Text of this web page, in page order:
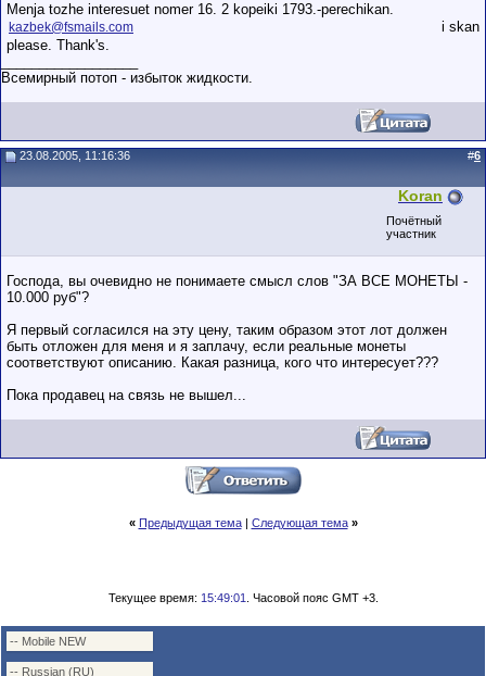
Menja tozhe interesuet nomer 16. 2 kopeiki 1793.-perechikan.
kazbek@fsmails.com
i skan
please. Thank's.
Всемирный потоп - избыток жидкости.
23.08.2005, 11:16:36 #6
Koran
Почётный
участник
Господа, вы очевидно не понимаете смысл слов "ЗА ВСЕ МОНЕТЫ -
10.000 руб"?
Я первый согласился на эту цену, таким образом этот лот должен
быть отложен для меня и я заплачу, если реальные монеты
соответствуют описанию. Какая разница, кого что интересует???
Пока продавец на связь не вышел...
« Предыдущая тема| Следующая тема »
Текущее время: 15:49:01 . Часовой пояс GMT +3.